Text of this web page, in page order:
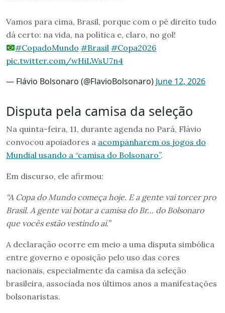
Vamos para cima, Brasil, porque com o pé direito tudo
dá certo: na vida, na política e, claro, no gol!
#CopadoMundo #Brasil #Copa2026
pic.twitter.com/wHiLWsU7n4
— Flávio Bolsonaro (@FlavioBolsonaro) June 12, 2026
Disputa pela camisa da seleção
Na quinta-feira, 11, durante agenda no Pará, Flávio
convocou apoiadores a acompanharem os jogos do
Mundial usando a “camisa do Bolsonaro”.
Em discurso, ele afirmou:
“A Copa do Mundo começa hoje. E a gente vai torcer pro
Brasil. A gente vai botar a camisa do Br… do Bolsonaro
que vocês estão vestindo aí.”
A declaração ocorre em meio a uma disputa simbólica
entre governo e oposição pelo uso das cores
nacionais, especialmente da camisa da seleção
brasileira, associada nos últimos anos a manifestações
bolsonaristas.